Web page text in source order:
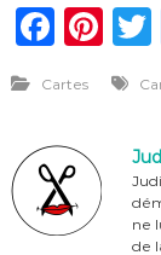
F
c
e
b
o
Pi
n
te
re
st
Cartes
ne
de